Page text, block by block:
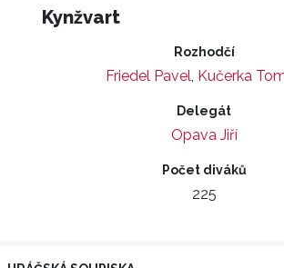
Kynžvart
Rozhodčí
Friedel Pavel, Kučerka
Delegát
Opava Jiří
Počet diváků
225